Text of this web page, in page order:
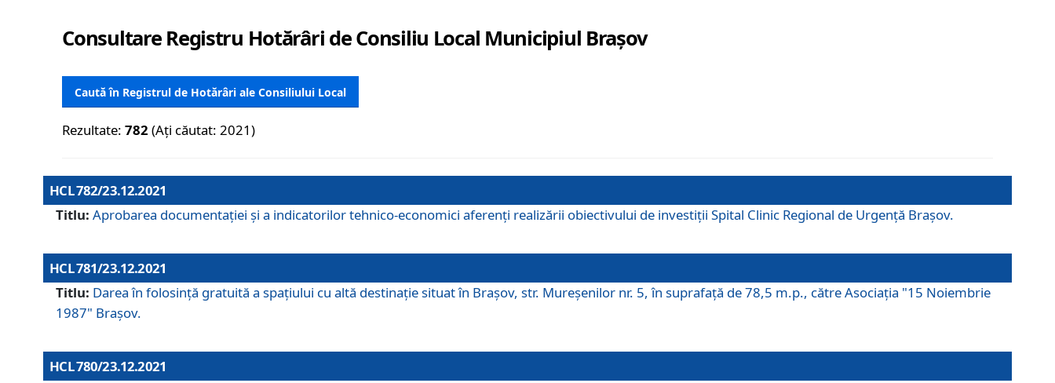
Consultare Registru Hotărâri de Consiliu Local Municipiul Brașov
Caută în Registrul de Hotărâri ale Consiliului Local
Rezultate:782 (Ați căutat: 2021)
HCL 782/23.12.2021
Titlu: Aprobarea documentației și a indicatorilor tehnico-economici aferenți realizării obiectivului de investiții Spital Clinic Regional de Urgență Brașov.
HCL 781/23.12.2021
Titlu: Darea în folosinţă gratuită a spaţiului cu altă destinaţie situat în Braşov, str. Mureşenilor nr. 5, în suprafaţă de 78,5 m.p., către Asociaţia "15 Noiembrie
1987" Braşov.
HCL 780/23.12.2021